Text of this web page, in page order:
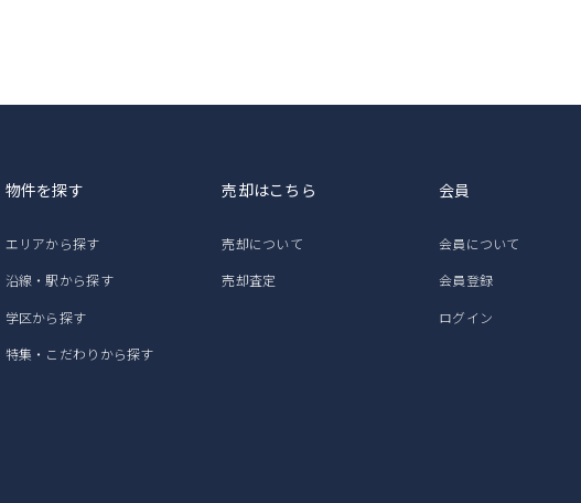
物件を探す
エリアから探す
沿線・駅から探す
学区から探す
特集・こだわりから探す
売却はこちら
売却について
売却査定
会員
会員について
会員登録
ログイン